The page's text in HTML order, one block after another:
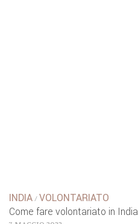
INDIA / VOLONTARIATO
Come fare volontariato in India